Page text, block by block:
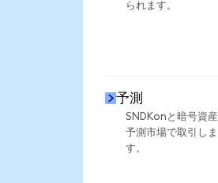
られます。
予測
SNDKonと暗号資産
予測市場で取引しま
す。